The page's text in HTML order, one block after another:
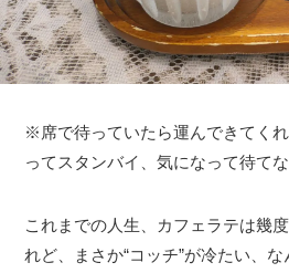
※席で待っていたら運んできてく
ってスタンバイ、気になって待てな
これまでの人生、カフェラテは幾
れど、まさか“コッチ”が冷たい、